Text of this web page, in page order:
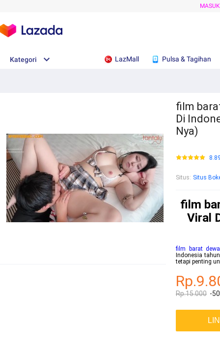
Kategori LazMall Pulsa & Tagihan
film
Di
Nya)
Situs: Situs
film
Viral
film barat
Indonesia
tetapi penting
Rp.15.000 -